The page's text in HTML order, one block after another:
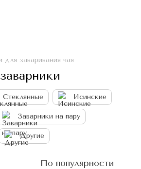
для заваривания чая
Стеклянные Исинские
Заварники на пару
Другие
По популярности